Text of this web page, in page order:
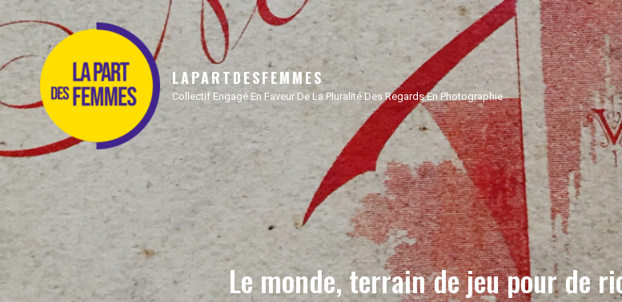
LAPARTDESFEMMES
Collectif Engagé En Faveur De La Pluralité Des Regards En Photographie
Le monde, terrain de jeu pour de